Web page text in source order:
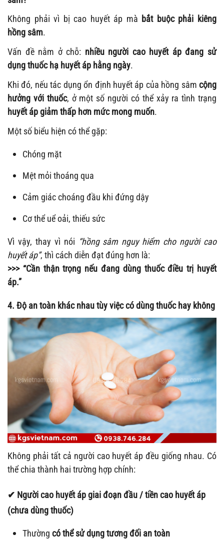
Không phải vì bị cao huyết áp mà bắt buộc phải kiêng
hồng sâm.
Vấn đề nằm ở chỗ: nhiều người cao huyết áp đang sử
dụng thuốc hạ huyết áp hằng ngày.
Khi đó, nếu tác dụng ổn định huyết áp của hồng sâm cộng
hưởng với thuốc, ở một số người có thể xảy ra tình trạng
huyết áp giảm thấp hơn mức mong muốn.
Một số biểu hiện có thể gặp:
Chóng mặt
Mệt mỏi thoáng qua
Cảm giác choáng đầu khi đứng dậy
Cơ thể uể oải, thiếu sức
Vì vậy, thay vì nói “hồng sâm nguy hiểm cho người cao
huyết áp”, thì cách diễn đạt đúng hơn là:
>>> “Cần thận trọng nếu đang dùng thuốc điều trị huyết
áp.”
4. Độ an toàn khác nhau tùy việc có dùng thuốc hay không
Không phải tất cả người cao huyết áp đều giống nhau. Có
thể chia thành hai trường hợp chính:
✔ Người cao huyết áp giai đoạn đầu / tiền cao huyết áp
(chưa dùng thuốc)
Thường có thể sử dụng tương đối an toàn